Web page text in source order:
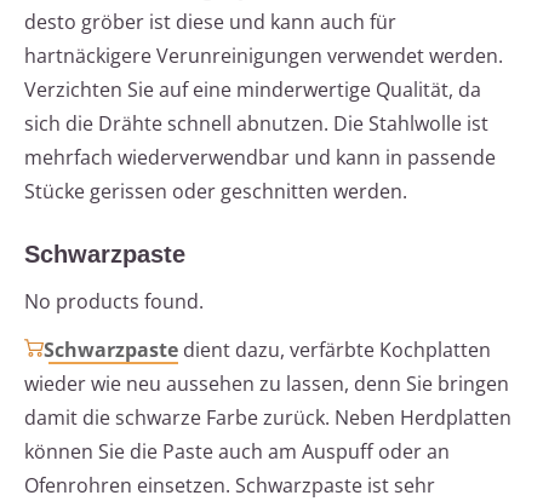
desto gröber ist diese und kann auch für
hartnäckigere Verunreinigungen verwendet werden.
Verzichten Sie auf eine minderwertige Qualität, da
sich die Drähte schnell abnutzen. Die Stahlwolle ist
mehrfach wiederverwendbar und kann in passende
Stücke gerissen oder geschnitten werden.
Schwarzpaste
No products found.
Schwarzpaste dient dazu, verfärbte Kochplatten
wieder wie neu aussehen zu lassen, denn Sie bringen
damit die schwarze Farbe zurück. Neben Herdplatten
können Sie die Paste auch am Auspuff oder an
Ofenrohren einsetzen. Schwarzpaste ist sehr